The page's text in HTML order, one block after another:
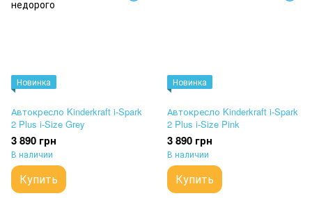
Новинка
Автокресло Kinderkraft i-Spark
2 Plus i-Size Grey
3 890 грн
В наличии
Купить
Новинка
Автокресло Kinderkraft i-Spark
2 Plus i-Size Pink
3 890 грн
В наличии
Купить